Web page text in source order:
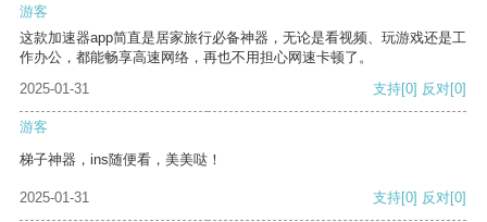
游客
这款加速器app简直是居家旅行必备神器，无论是看视频、玩游戏还是工
作办公，都能畅享高速网络，再也不用担心网速卡顿了。
2025-01-31
支持[0] 反对[0]
游客
梯子神器，ins随便看，美美哒！
2025-01-31 支持[0] 反对[0]